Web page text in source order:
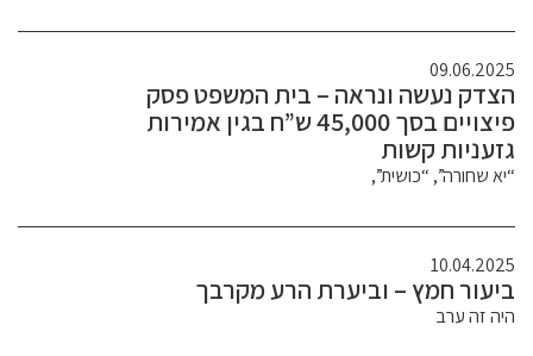
09.06.2025
הצדק נעשה ונראה – בית המשפט פסק
פיצויים בסך 45,000 ש”ח בגין אמירות
גזעניות קשות
“יא שחורה”, “כושית”,
10.04.2025
ביעור חמץ – וביערת הרע מקרבך
היה זה ערב